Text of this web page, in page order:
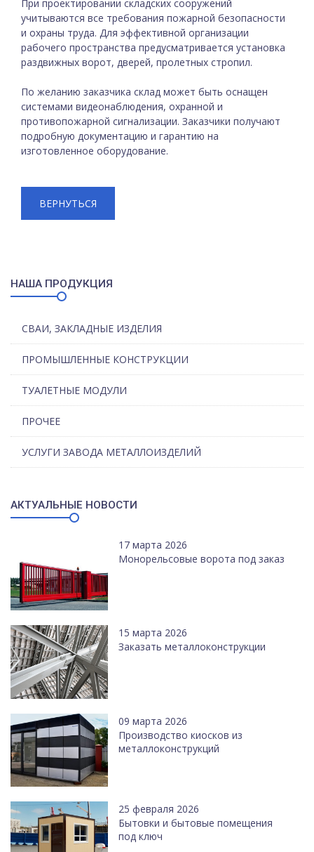
При проектировании складских сооружений
учитываются все требования пожарной безопасности
и охраны труда. Для эффективной организации
рабочего пространства предусматривается установка
раздвижных ворот, дверей, пролетных стропил.
По желанию заказчика склад может быть оснащен
системами видеонаблюдения, охранной и
противопожарной сигнализации. Заказчики получают
подробную документацию и гарантию на
изготовленное оборудование.
ВЕРНУТЬСЯ
НАША ПРОДУКЦИЯ
СВАИ, ЗАКЛАДНЫЕ ИЗДЕЛИЯ
ПРОМЫШЛЕННЫЕ КОНСТРУКЦИИ
ТУАЛЕТНЫЕ МОДУЛИ
ПРОЧЕЕ
УСЛУГИ ЗАВОДА МЕТАЛЛОИЗДЕЛИЙ
АКТУАЛЬНЫЕ НОВОСТИ
17 марта 2026
Монорельсовые ворота под заказ
15 марта 2026
Заказать металлоконструкции
09 марта 2026
Производство киосков из
металлоконструкций
25 февраля 2026
Бытовки и бытовые помещения
под ключ